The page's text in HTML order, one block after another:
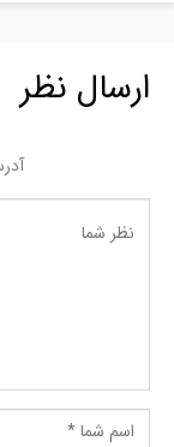
ارسال نظر